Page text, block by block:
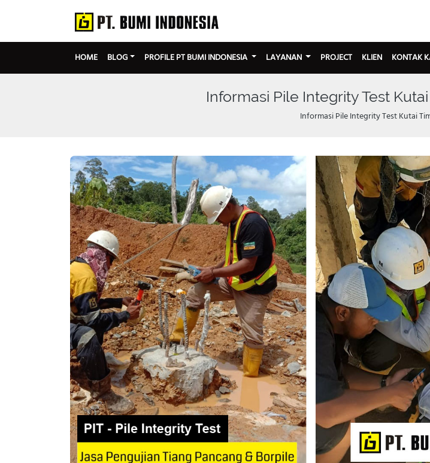
HOME BLOG PROFILE PT BUMI INDONESIA LAYANAN PROJECT KLIEN KONTAK
Informasi Pile Integrity Test
Informasi Pile Integrity Test Kutai